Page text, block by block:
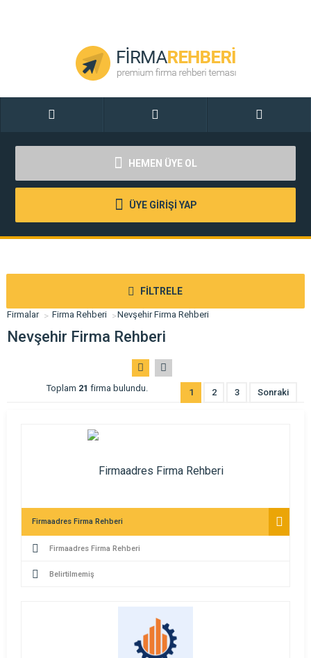
HEMEN ÜYE OL
ÜYE GİRİŞİ YAP
FİLTRELE
Firmalar Firma Rehberi Nevşehir Firma Rehberi
Nevşehir Firma Rehberi
Toplam 21 firma bulundu. 1 2 3 Sonraki
Firmaadres Firma Rehberi
Firmaadres Firma Rehberi
Belirtilmemiş